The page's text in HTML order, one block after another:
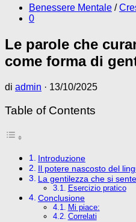
Benessere Mentale /
0
Le parole che
come forma di
di admin · 13/10/2025
Table of Contents
Introduzione
Il potere nascosto del
La gentilezza che si sente
Esercizio pratico
Conclusione
Mi piace:
Correlati